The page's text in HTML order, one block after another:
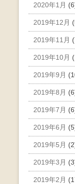
2020年1月
2019年12月
2019年11月
2019年10月
2019年9月
2019年8月
2019年7月
2019年6月
2019年5月
2019年3月
2019年2月